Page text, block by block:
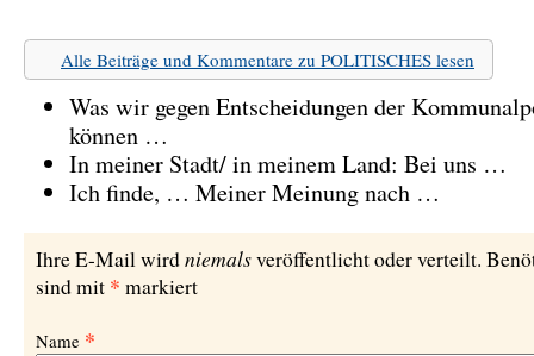
Alle Beiträge und Kommentare zu POLITISCHES lesen
Was wir gegen Entscheidungen der
können …
In meiner Stadt/ in meinem Land: Bei uns …
Ich finde, … Meiner Meinung nach …
Ihre E-Mail wirdniemalsveröffentlicht oder verteilt.
sind mit * markiert
Name *